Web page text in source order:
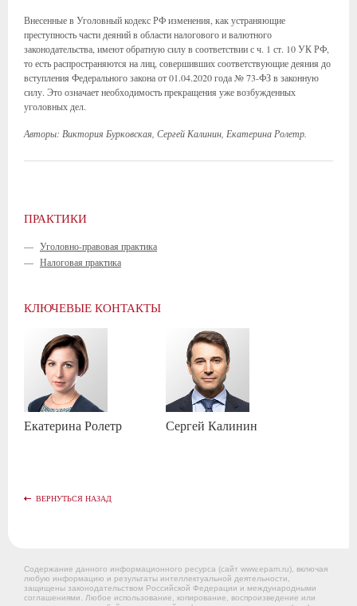
Внесенные в Уголовный кодекс РФ изменения, как устраняющие
преступность части деяний в области налогового и валютного
законодательства, имеют обратную силу в соответствии с ч. 1 ст. 10 УК РФ,
то есть распространяются на лиц, совершивших соответствующие деяния до
вступления Федерального закона от 01.04.2020 года № 73-ФЗ в законную
силу. Это означает необходимость прекращения уже возбужденных
уголовных дел.
Авторы: Виктория Бурковская, Сергей Калинин, Екатерина Ролетр.
ПРАКТИКИ
— Уголовно-правовая практика
— Налоговая практика
КЛЮЧЕВЫЕ КОНТАКТЫ
Екатерина Ролетр Сергей Калинин
ВЕРНУТЬСЯ НАЗАД
Содержание данного информационного ресурса (сайт www.epam.ru), включая
любую информацию и результаты интеллектуальной деятельности,
защищены законодательством Российской Федерации и международными
соглашениями. Любое использование, копирование, воспроизведение или